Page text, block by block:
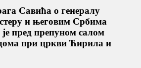
Савића о генералу
и његовим Србима
пред препуном салом
при цркви Ћирила и